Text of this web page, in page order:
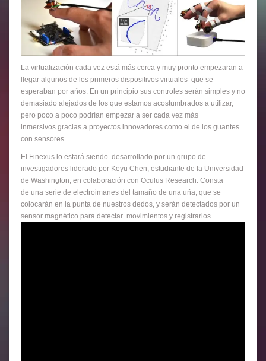
La virtualización cada vez está más cerca y muy pronto empezaran a
llegar algunos de los primeros dispositivos virtuales que se
esperaban por años. En un principio sus controles serán simples y no
demasiado alejados de los que estamos acostumbrados a utilizar,
pero poco a poco podrían empezar a ser cada vez más
inmersivos gracias a proyectos innovadores como el de los guantes
con sensores.
El Finexus lo estará siendo desarrollado por un grupo de
investigadores liderado por Keyu Chen, estudiante de la Universidad
de Washington, en colaboración con Oculus Research. Consta
de una serie de electroimanes del tamaño de una uña, que se
colocarán en la punta de nuestros dedos, y serán detectados por un
sensor magnético para detectar movimientos y registrarlos.